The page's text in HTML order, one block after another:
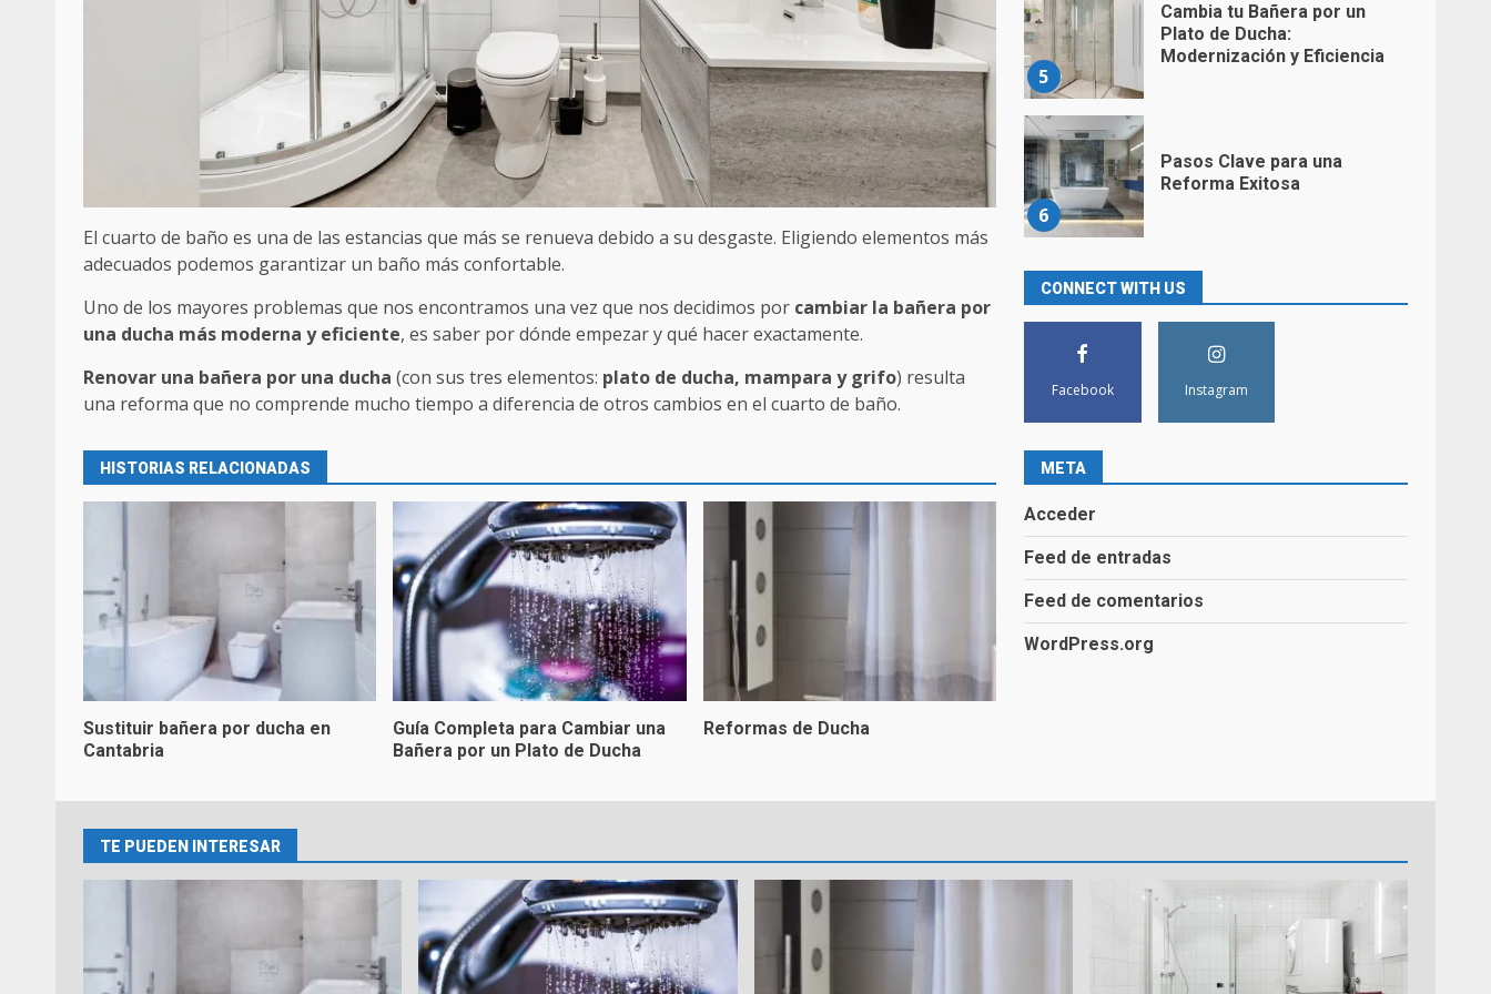
El cuarto de baño es una de las estancias que más se renueva debido a su desgaste. Eligiendo elementos más
adecuados podemos garantizar un baño más confortable.
Uno de los mayores problemas que nos encontramos una vez que nos decidimos por cambiar la bañera por
una ducha más moderna y eficiente, es saber por dónde empezar y qué hacer exactamente.
Renovar una bañera por una ducha (con sus tres elementos: plato de ducha, mampara y grifo) resulta
una reforma que no comprende mucho tiempo a diferencia de otros cambios en el cuarto de baño.
HISTORIAS RELACIONADAS
Sustituir bañera por ducha en
Cantabria
Guía Completa para Cambiar una
Bañera por un Plato de Ducha
Reformas de Ducha
5
Cambia tu Bañera por un
Plato de Ducha:
Modernización y Eficiencia
6
Pasos Clave para una
Reforma Exitosa
Convierte tu Baño en un
Espacio Moderno y Acogedor
con Nuestras Soluciones de
Diseño Innovador
1
2
Guía Completa para Cambiar
una Bañera por un Plato de
Ducha
Cambia tu Bañera por un
CONNECT WITH US
Facebook Instagram
META
Acceder
Feed de entradas
Feed de comentarios
WordPress.org
TE PUEDEN INTERESAR